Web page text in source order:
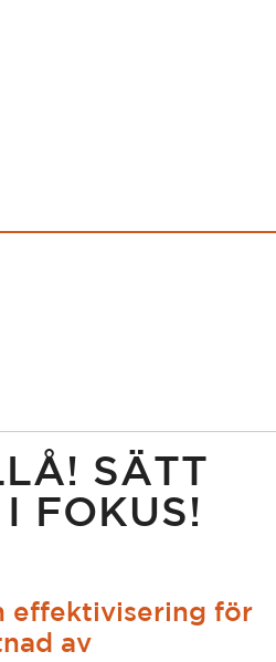
SÄTT
FOKUS!
effektivisering för
av